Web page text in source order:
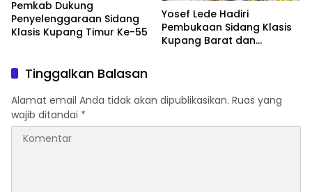
Pemkab Dukung
Penyelenggaraan Sidang
Klasis Kupang Timur Ke-55
Yosef Lede Hadiri
Pembukaan Sidang Klasis
Kupang Barat dan
Tinggalkan Balasan
Alamat email Anda tidak akan dipublikasikan. Ruas yang
wajib ditandai *